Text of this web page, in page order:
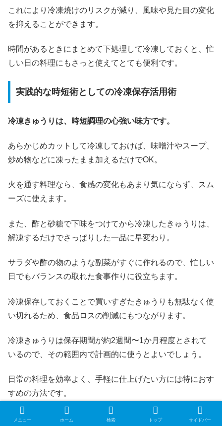
これにより冷凍焼けのリスクが減り、風味や見た目の変化
を抑えることができます。
時間があるときにまとめて下処理して冷凍しておくと、忙
しい日の料理にもさっと使えてとても便利です。
実践的な時短術としての冷凍保存活用術
冷凍きゅうりは、時短調理の心強い味方です。
あらかじめカットして冷凍しておけば、味噌汁やスープ、
炒め物などに凍ったまま加えるだけでOK。
火を通す料理なら、食感の変化もあまり気にならず、スム
ーズに使えます。
また、酢と砂糖で下味をつけてから冷凍したきゅうりは、
解凍するだけでさっぱりした一品に早変わり。
サラダや酢の物のような副菜がすぐに作れるので、忙しい
日でもバランスの取れた食事作りに役立ちます。
冷凍保存しておくことで買いすぎたきゅうりも無駄なく使
い切れるため、食品ロスの削減にもつながります。
冷凍きゅうりは保存期間が約2週間〜1か月程度とされて
いるので、その範囲内で計画的に使うとよいでしょう。
日常の料理を効率よく、手軽に仕上げたい方には特におす
すめの方法です。
スポンサーリンク
メニュー ホーム 検索 トップ サイドバー